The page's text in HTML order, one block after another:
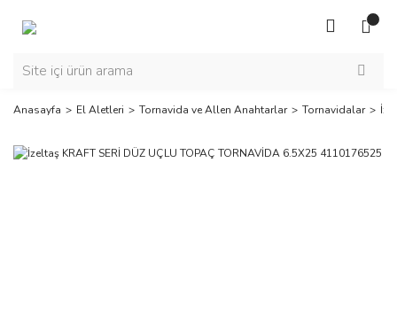
Anasayfa El Aletleri Tornavida ve Allen Anahtarlar Tornavidalar